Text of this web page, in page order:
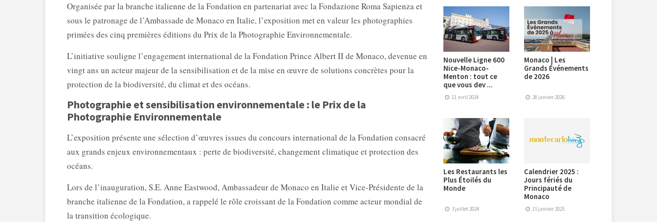
Organisée par la branche italienne de la Fondation en partenariat avec la Fondazione Roma Sapienza et
sous le patronage de l’Ambassade de Monaco en Italie, l’exposition met en valeur les photographies
primées des cinq premières éditions du Prix de la Photographie Environnementale.
L’initiative souligne l’engagement international de la Fondation Prince Albert II de Monaco, devenue en
vingt ans un acteur majeur de la sensibilisation et de la mise en œuvre de solutions concrètes pour la
protection de la biodiversité, du climat et des océans.
Photographie et sensibilisation environnementale : le Prix de la
Photographie Environnementale
L’exposition présente une sélection d’œuvres issues du concours international de la Fondation consacré
aux grands enjeux environnementaux : perte de biodiversité, changement climatique et protection des
océans.
Lors de l’inauguration, S.E. Anne Eastwood, Ambassadeur de Monaco en Italie et Vice-Présidente de la
branche italienne de la Fondation, a rappelé le rôle croissant de la Fondation comme acteur mondial de
la transition écologique.
Nouvelle Ligne 600
Nice-Monaco-
Menton : tout ce
que vous dev ...
11 avril 2024
Monaco | Les
Grands Événements
de 2026
28 janvier 2026
Les Restaurants les
Plus Étoilés du
Monde
3 juillet 2024
Calendrier 2025 :
Jours fériés du
Principauté de
Monaco
15 janvier 2025